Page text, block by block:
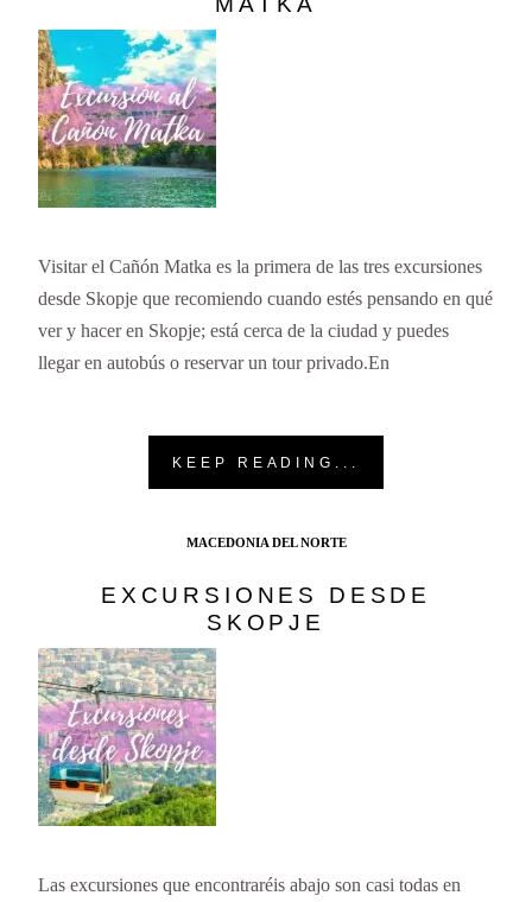
Visitar el Cañón Matka es la primera de las tres excursiones
desde Skopje que recomiendo cuando estés pensando en qué
ver y hacer en Skopje; está cerca de la ciudad y puedes
llegar en autobús o reservar un tour privado.En
KEEP READING...
MACEDONIA DEL NORTE
EXCURSIONES DESDE
SKOPJE
Las excursiones que encontraréis abajo son casi todas en